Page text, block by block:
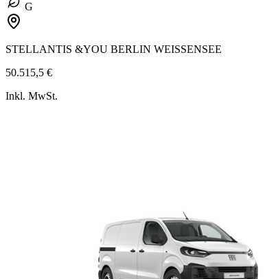
G
STELLANTIS &YOU BERLIN WEISSENSEE
50.515,5 €
Inkl. MwSt.